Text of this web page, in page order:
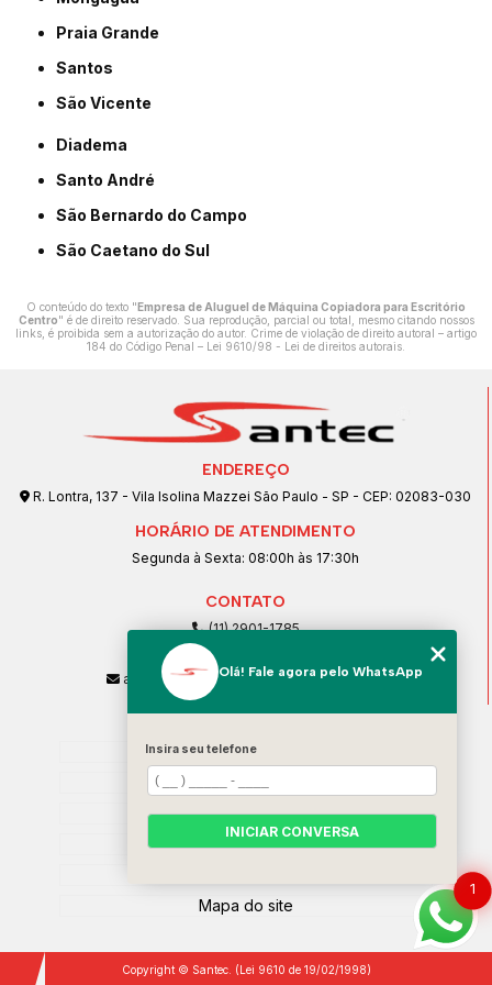
Praia Grande
Santos
São Vicente
Diadema
Santo André
São Bernardo do Campo
São Caetano do Sul
O conteúdo do texto "Empresa de Aluguel de Máquina Copiadora para Escritório
Centro" é de direito reservado. Sua reprodução, parcial ou total, mesmo citando nossos
links, é proibida sem a autorização do autor. Crime de violação de direito autoral – artigo
184 do Código Penal – Lei 9610/98 - Lei de direitos autorais
ENDEREÇO
R. Lontra, 137 - Vila Isolina Mazzei São Paulo - SP - CEP: 02083-030
HORÁRIO DE ATENDIMENTO
Segunda à Sexta: 08:00h às 17:30h
CONTATO
(11) 2901-1785
(11) 99239-1832
atendimento@santeccopiadoras.com.br
Home
Empresa
SERVIÇOS
Contato
Mapa do site
Copyright © Santec. (Lei 9610 de 19/02/1998)
1
Olá! Fale agora pelo WhatsApp
Insira seu telefone
INICIAR CONVERSA